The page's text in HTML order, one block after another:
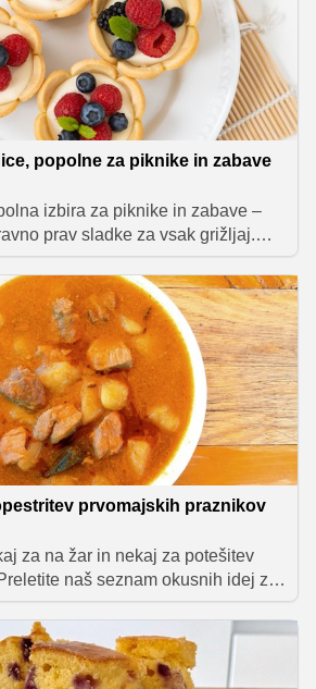
popolne za piknike in zabave
izbira za piknike in zabave –
prav sladke za vsak grižljaj.
idej, ki bodo navdušile goste in
prvomajskih praznikov
za na žar in nekaj za potešitev
naš seznam okusnih idej za
praznikov.